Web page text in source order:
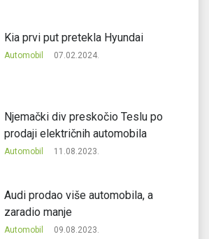
Kia prvi put pretekla Hyundai
Automobil 07.02.2024.
Njemački div preskočio Teslu po
prodaji električnih automobila
Automobil 11.08.2023.
Audi prodao više automobila, a
zaradio manje
Automobil 09.08.2023.